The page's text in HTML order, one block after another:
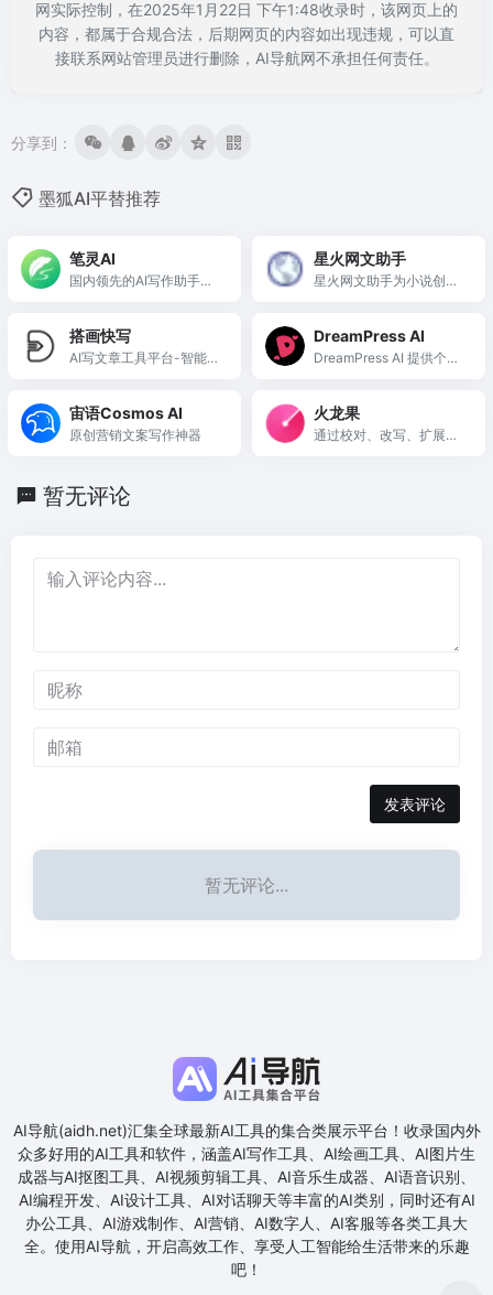
网实际控制，在2025年1月22日 下午1:48收录时，该网页上的
内容，都属于合规合法，后期网页的内容如出现违规，可以直
接联系网站管理员进行删除，AI导航网不承担任何责任。
分享到：
墨狐AI平替推荐
笔灵AI
国内领先的AI写作助手与
星火网文助手
星火网文助手为小说创作
搭画快写
AI写文章工具平台-智能生
DreamPress AI
DreamPress AI 提供个性
说。
宙语Cosmos AI
原创营销文案写作神器
火龙果
通过校对、改写、扩展等
暂无评论
发表评论
暂无评论...
AI导航(aidh.net)汇集全球最新AI工具的集合类展示平台！收录国内外
众多好用的AI工具和软件，涵盖AI写作工具、AI绘画工具、AI图片生
成器与AI抠图工具、AI视频剪辑工具、AI音乐生成器、AI语音识别、
AI编程开发、AI设计工具、AI对话聊天等丰富的AI类别，同时还有AI
办公工具、AI游戏制作、AI营销、AI数字人、AI客服等各类工具大
全。使用AI导航，开启高效工作、享受人工智能给生活带来的乐趣
吧！